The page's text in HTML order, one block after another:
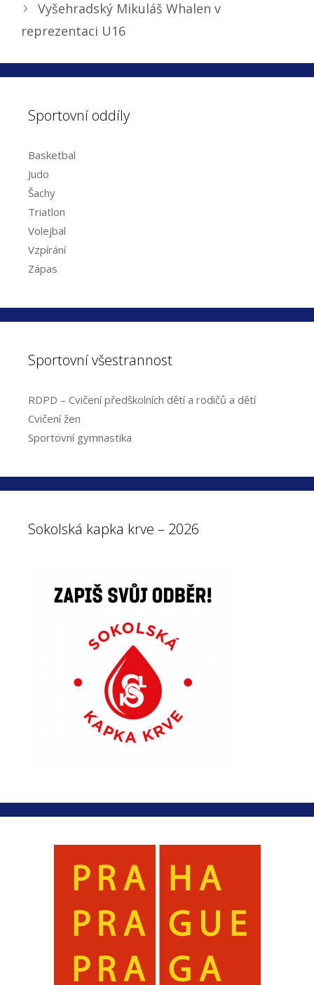
Vyšehradský Mikuláš Whalen v
reprezentaci U16
Sportovní oddíly
Basketbal
Judo
Šachy
Triatlon
Volejbal
Vzpírání
Zápas
Sportovní všestrannost
RDPD – Cvičení předškolních dětí a rodičů a dětí
Cvičení žen
Sportovní gymnastika
Sokolská kapka krve – 2026